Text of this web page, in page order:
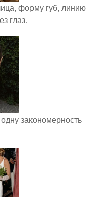
форму губ, линию
глаз.
закономерность